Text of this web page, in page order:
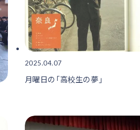
2025.04.07
月曜日の「高校生の夢」